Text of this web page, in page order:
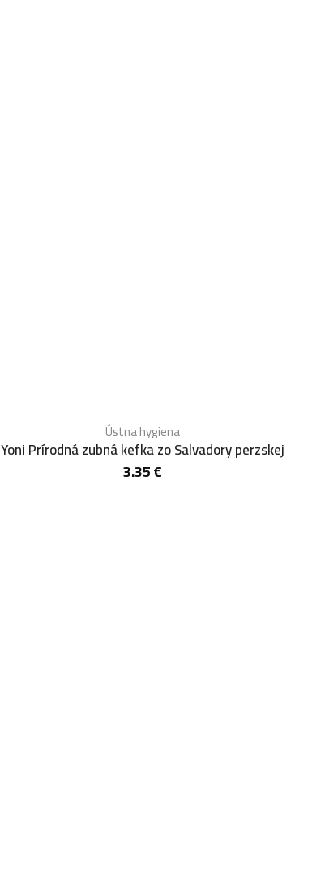
Ústna hygiena
Yoni Prírodná zubná kefka zo Salvadory perzskej
3.35€